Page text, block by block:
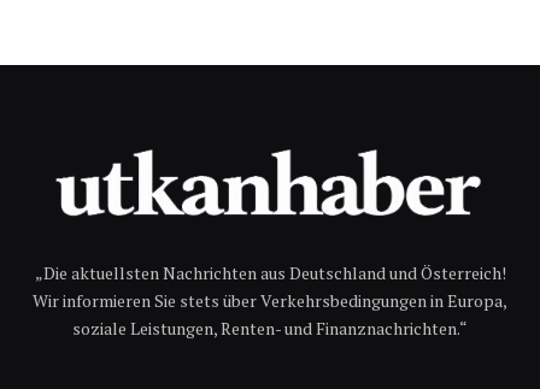
„Die aktuellsten Nachrichten aus Deutschland und Österreich!
Wir informieren Sie stets über Verkehrsbedingungen in Europa,
soziale Leistungen, Renten- und Finanznachrichten.“